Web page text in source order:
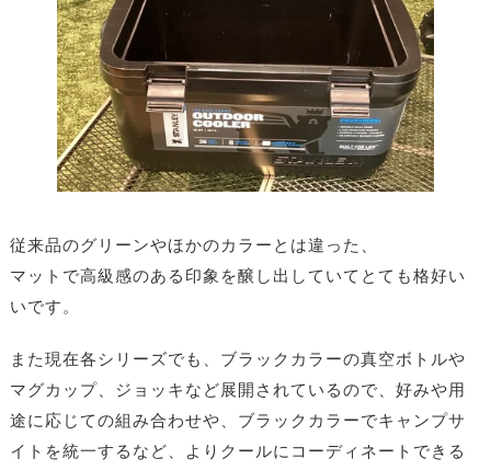
従来品のグリーンやほかのカラーとは違った、
マットで高級感のある印象を醸し出していてとても格好い
いです。
また現在各シリーズでも、ブラックカラーの真空ボトルや
マグカップ、ジョッキなど展開されているので、好みや用
途に応じての組み合わせや、ブラックカラーでキャンプサ
イトを統一するなど、よりクールにコーディネートできる